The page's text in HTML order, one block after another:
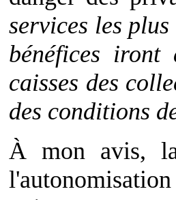
services les
bénéfices iront
caisses des
des conditions
À mon avis,